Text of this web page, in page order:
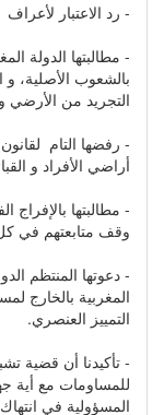
- رد الاعتبار لأعراف
- مطالبتها الدولة
بالشعوب الأصلية، و
التجريد من الأرضي
أراضي الأفراد و
- مطالبتها بالإفراج
وقف متابعتهم في كل
- دعوتها المنتظم
المغربية بالخارج
التمييز العنصري.
- تأكيدنا أن قضية
للمساومات مع أية
المسؤولية في انتهاك